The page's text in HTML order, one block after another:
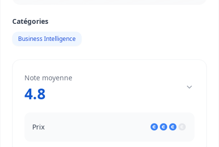
Catégories
Business Intelligence
Note moyenne
4.8
Prix